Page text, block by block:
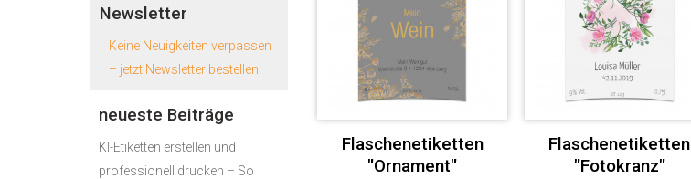
Flaschenetiketten
"Ornament"
Flaschenetiketten
"Fotokranz"
Newsletter
Keine Neuigkeiten verpassen
– jetzt Newsletter bestellen!
neueste Beiträge
KI-Etiketten erstellen und
professionell drucken – So